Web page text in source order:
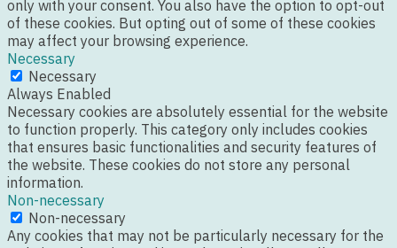
only with your consent. You also have the option to opt-out
of these cookies. But opting out of some of these cookies
may affect your browsing experience.
Necessary
Necessary
Always Enabled
Necessary cookies are absolutely essential for the website
to function properly. This category only includes cookies
that ensures basic functionalities and security features of
the website. These cookies do not store any personal
information.
Non-necessary
Non-necessary
Any cookies that may not be particularly necessary for the